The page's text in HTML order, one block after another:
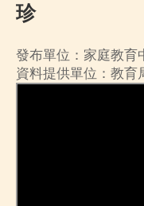
珍
發布單位：家庭教育
資料提供單位：教育